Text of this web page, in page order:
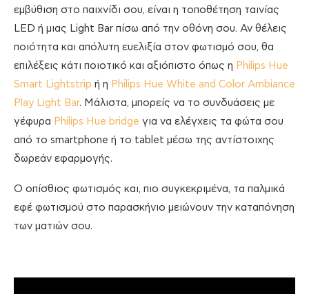
εμβύθιση στο παιχνίδι σου, είναι η τοποθέτηση ταινίας
LED ή μιας Light Bar πίσω από την οθόνη σου. Αν θέλεις
ποιότητα και απόλυτη ευελιξία στον φωτισμό σου, θα
επιλέξεις κάτι ποιοτικό και αξιόπιστο όπως η Philips Hue
Smart Lightstrip ή η Philips Hue White and Color Ambiance
Play Light Bar. Μάλιστα, μπορείς να το συνδυάσεις με
γέφυρα Philips Hue bridge για να ελέγχεις τα φώτα σου
από το smartphone ή το tablet μέσω της αντίστοιχης
δωρεάν εφαρμογής.
Ο οπίσθιος φωτισμός και, πιο συγκεκριμένα, τα παλμικά
εφέ φωτισμού στο παρασκήνιο μειώνουν την καταπόνηση
των ματιών σου.